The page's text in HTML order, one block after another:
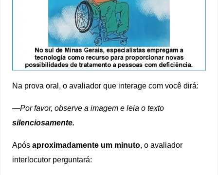
Na prova oral, o avaliador que interage com você dirá:
—Por favor, observe a imagem e leia o texto
silenciosamente.
Apósaproximadamente um minuto, o avaliador
interlocutor perguntará: